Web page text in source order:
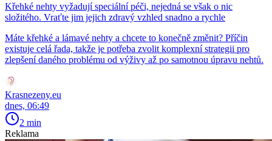
Křehké nehty vyžadují speciální péči, nejedná se však o nic
složitého. Vraťte jim jejich zdravý vzhled snadno a rychle
Máte křehké a lámavé nehty a chcete to konečně změnit? Příčin
existuje celá řada, takže je potřeba zvolit komplexní strategii pro
zlepšení daného problému od výživy až po samotnou úpravu nehtů.
Krasnezeny.eu
dnes, 06:49
2 min
Reklama